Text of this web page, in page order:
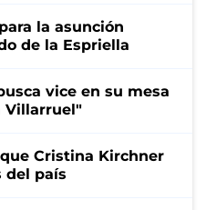
la asunción
de la Espriella
vice en su mesa
Villarruel"
Cristina Kirchner
del país